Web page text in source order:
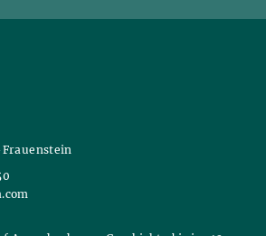
Frauenstein